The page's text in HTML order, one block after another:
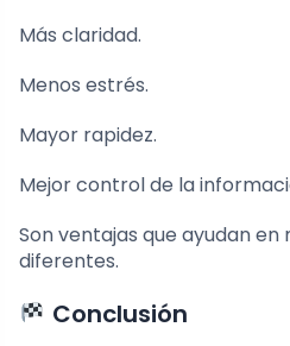
Más claridad.
Menos estrés.
Mayor rapidez.
Mejor control de la
Son ventajas que ayudan en
diferentes.
Conclusión